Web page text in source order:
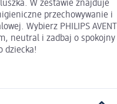
W zestawie znajduje
przechowywanie i
Wybierz PHILIPS AVENT
neutral i zadbaj o spokojny
dziecka!